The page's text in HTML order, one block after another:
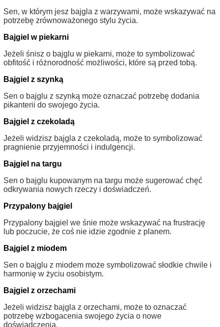
Sen, w którym jesz bajgla z warzywami, może wskazywać na
potrzebę zrównoważonego stylu życia.
Bajgiel w piekarni
Jeżeli śnisz o bajglu w piekarni, może to symbolizować
obfitość i różnorodność możliwości, które są przed tobą.
Bajgiel z szynką
Sen o bajglu z szynką może oznaczać potrzebę dodania
pikanterii do swojego życia.
Bajgiel z czekoladą
Jeżeli widzisz bajgla z czekoladą, może to symbolizować
pragnienie przyjemności i indulgencji.
Bajgiel na targu
Sen o bajglu kupowanym na targu może sugerować chęć
odkrywania nowych rzeczy i doświadczeń.
Przypalony bajgiel
Przypalony bajgiel we śnie może wskazywać na frustrację
lub poczucie, że coś nie idzie zgodnie z planem.
Bajgiel z miodem
Sen o bajglu z miodem może symbolizować słodkie chwile i
harmonię w życiu osobistym.
Bajgiel z orzechami
Jeżeli widzisz bajgla z orzechami, może to oznaczać
potrzebę wzbogacenia swojego życia o nowe
doświadczenia.